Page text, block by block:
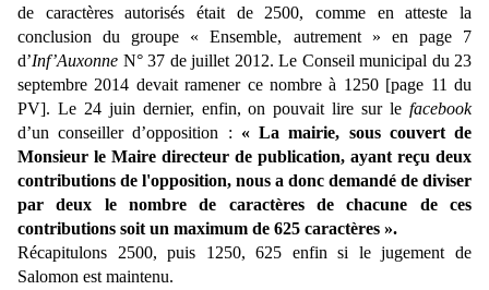
de caractères autorisés était de 2500, comme en atteste la
conclusion du groupe « Ensemble, autrement » en page 7
d’Inf’Auxonne N° 37 de juillet 2012. Le Conseil municipal du 23
septembre 2014 devait ramener ce nombre à 1250 [page 11 du
PV]. Le 24 juin dernier, enfin, on pouvait lire sur le facebook
d’un conseiller d’opposition : « La mairie, sous couvert de
Monsieur le Maire directeur de publication, ayant reçu deux
contributions de l'opposition, nous a donc demandé de diviser
par deux le nombre de caractères de chacune de ces
contributions soit un maximum de 625 caractères ».
Récapitulons 2500, puis 1250, 625 enfin si le jugement de
Salomon est maintenu.